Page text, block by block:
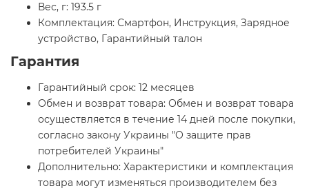
Вес, г: 193.5 г
Комплектация: Смартфон, Инструкция, Зарядное
устройство, Гарантийный талон
Гарантия
Гарантийный срок: 12 месяцев
Обмен и возврат товара: Обмен и возврат товара
осуществляется в течение 14 дней после покупки,
согласно закону Украины "О защите прав
потребителей Украины"
Дополнительно: Характеристики и комплектация
товара могут изменяться производителем без